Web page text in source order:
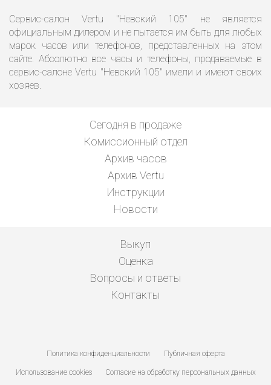
Сервис-салон Vertu "Невский 105" не является
официальным дилером и не пытается им быть для любых
марок часов или телефонов, представленных на этом
сайте. Абсолютно все часы и телефоны, продаваемые в
сервис-салоне Vertu "Невский 105" имели и имеют своих
хозяев.
Сегодня в продаже
Комиссионный отдел
Архив часов
Архив Vertu
Инструкции
Новости
Выкуп
Оценка
Вопросы и ответы
Контакты
Политика конфиденциальности Публичная оферта
Использование cookies Согласие на обработку персональных данных